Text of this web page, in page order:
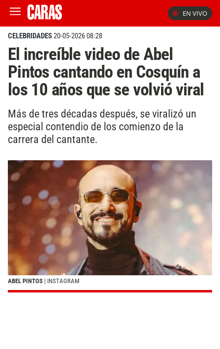
EN VIVO
CELEBRIDADES20-05-2026 08:28
El increíble video de Abel
Pintos cantando en Cosquín a
los 10 años que se volvió viral
Más de tres décadas después, se viralizó un
especial contendio de los comienzo de la
carrera del cantante.
ABEL PINTOS | INSTAGRAM